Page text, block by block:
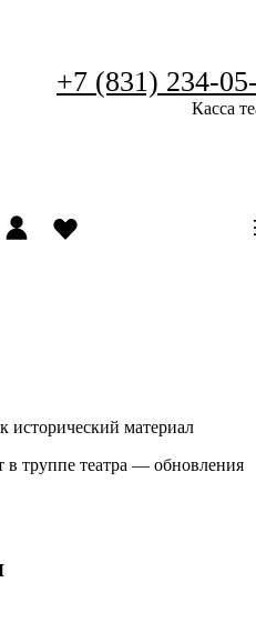
+7 (831) 234-
Касса
исторический материал
в труппе театра — обновления